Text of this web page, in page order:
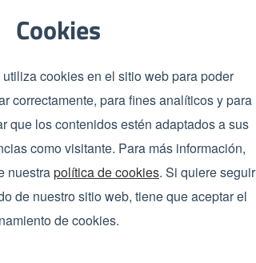
Cookies
cookies en el sitio web para poder
correctamente, para fines analíticos y para
que los contenidos estén adaptados a sus
como visitante. Para más información,
nuestrapolítica de cookies. Si quiere seguir
de nuestro sitio web, tiene que aceptar el
de cookies.
que supone un riesgo para la seguridad
diferentes configuraciones para el
uso de desinfectantes también elimina
instalarse como un dispositivo